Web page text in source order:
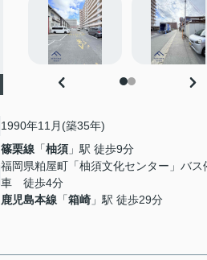
1990年11月(築35年)
篠栗線 「柚須 」駅 徒歩9分
福岡県粕屋町「柚須文化センター」バス
車 徒歩4分
鹿児島本線 「箱崎 」駅 徒歩29分